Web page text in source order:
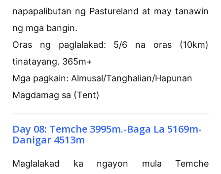
napapalibutan ng Pastureland at may tanawin
ng mga bangin.
Oras ng paglalakad: 5/6 na oras (10km)
tinatayang. 365m+
Mga pagkain: Almusal/Tanghalian/Hapunan
Magdamag sa (Tent)
Day 08: Temche 3995m.-Baga La 5169m-
Danigar 4513m
Maglalakad ka ngayon mula Temche